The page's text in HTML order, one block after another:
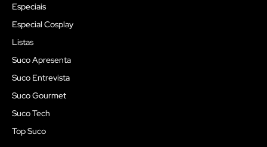
Especiais
Especial Cosplay
Listas
Suco Apresenta
Suco Entrevista
Suco Gourmet
Suco Tech
Top Suco